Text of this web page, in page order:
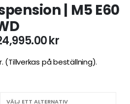
| M5 E60
krPrisintervall:
till
(Tillverkas på beställning).